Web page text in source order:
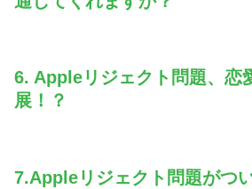
6. Appleリジェクト問題、恋
展！？
7.Appleリジェクト問題がつ